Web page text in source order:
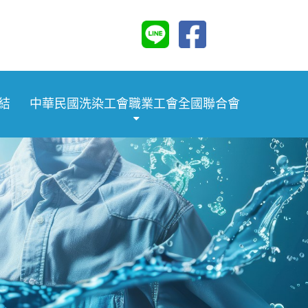
中華民國洗染工會職業工會全國聯合會